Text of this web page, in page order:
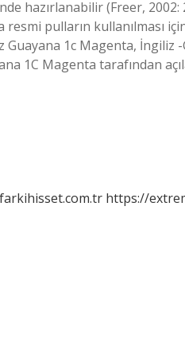
hazırlanabilir (Freer, 2002:
pulların kullanılması
Guayana 1c Magenta,
1C Magenta tarafından
https://